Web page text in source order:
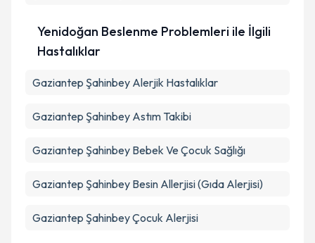
Yenidoğan Beslenme Problemleri ile İlgili
Hastalıklar
Gaziantep Şahinbey Alerjik Hastalıklar
Gaziantep Şahinbey Astım Takibi
Gaziantep Şahinbey Bebek Ve Çocuk Sağlığı
Gaziantep Şahinbey Besin Allerjisi (Gıda Alerjisi)
Gaziantep Şahinbey Çocuk Alerjisi